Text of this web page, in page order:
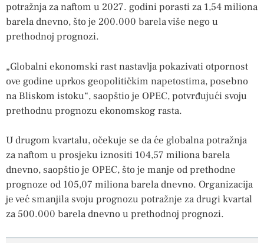
potražnja za naftom u 2027. godini porasti za 1,54 miliona
barela dnevno, što je 200.000 barela više nego u
prethodnoj prognozi.
„Globalni ekonomski rast nastavlja pokazivati ​​otpornost
ove godine uprkos geopolitičkim napetostima, posebno
na Bliskom istoku“, saopštio je OPEC, potvrđujući svoju
prethodnu prognozu ekonomskog rasta.
U drugom kvartalu, očekuje se da će globalna potražnja
za naftom u prosjeku iznositi 104,57 miliona barela
dnevno, saopštio je OPEC, što je manje od prethodne
prognoze od 105,07 miliona barela dnevno. Organizacija
je već smanjila svoju prognozu potražnje za drugi kvartal
za 500.000 barela dnevno u prethodnoj prognozi.